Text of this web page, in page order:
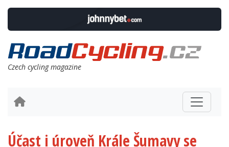
Czech cycling magazine
Účast i úroveň Krále Šumavy se